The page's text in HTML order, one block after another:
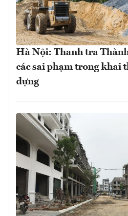
Hà Nội: Thanh tra
các sai phạm trong khai
dựng